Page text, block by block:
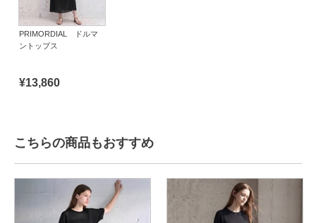
PRIMORDIAL ドルマ
ントップス
¥13,860
こちらの商品もおすすめ